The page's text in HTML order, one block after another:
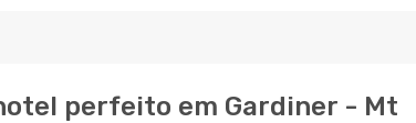
perfeito em Gardiner - Mt